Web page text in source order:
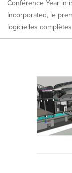
Conférence Year in
Incorporated, le
logicielles